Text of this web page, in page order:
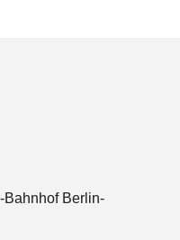
Bahnhof Berlin-